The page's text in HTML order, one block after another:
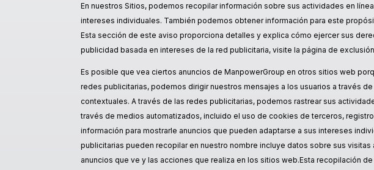
En nuestros Sitios, podemos recopilar información sobre sus actividades en
intereses individuales. También podemos obtener información para este
Esta sección de este aviso proporciona detalles y explica cómo ejercer sus
publicidad basada en intereses de la red publicitaria, visite la página de
Es posible que vea ciertos anuncios de ManpowerGroup en otros sitios web
redes publicitarias, podemos dirigir nuestros mensajes a los usuarios a través
contextuales. A través de las redes publicitarias, podemos rastrear sus
través de medios automatizados, incluido el uso de cookies de terceros,
información para mostrarle anuncios que pueden adaptarse a sus intereses
publicitarias pueden recopilar en nuestro nombre incluye datos sobre sus
anuncios que ve y las acciones que realiza en los sitios web.Esta recopilación